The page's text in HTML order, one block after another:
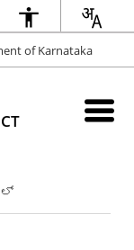
of Karnataka